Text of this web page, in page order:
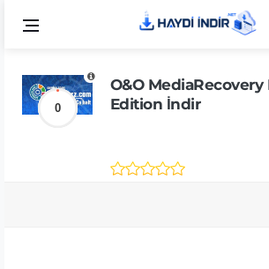
0
O&O MediaRecovery
Edition İndir